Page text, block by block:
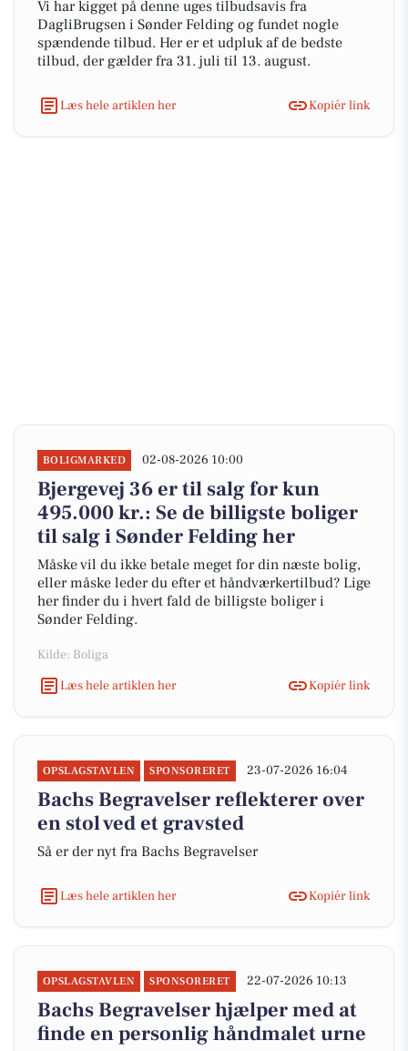
Vi har kigget på denne uges tilbudsavis fra
DagliBrugsen i Sønder Felding og fundet nogle
spændende tilbud. Her er et udpluk af de bedste
tilbud, der gælder fra 31. juli til 13. august.
Læs hele artiklen her Kopiér link
BOLIGMARKED 02-08-2026 10:00
Bjergevej 36 er til salg for kun
495.000 kr.: Se de billigste boliger
til salg i Sønder Felding her
Måske vil du ikke betale meget for din næste bolig,
eller måske leder du efter et håndværkertilbud? Lige
her finder du i hvert fald de billigste boliger i
Sønder Felding.
Kilde: Boliga
Læs hele artiklen her
Kopiér link
OPSLAGSTAVLEN SPONSORERET 23-07-2026 16:04
Bachs Begravelser reflekterer over
en stol ved et gravsted
Så er der nyt fra Bachs Begravelser
Læs hele artiklen her Kopiér link
OPSLAGSTAVLEN SPONSORERET 22-07-2026 10:13
Bachs Begravelser hjælper med at
finde en personlig håndmalet urne